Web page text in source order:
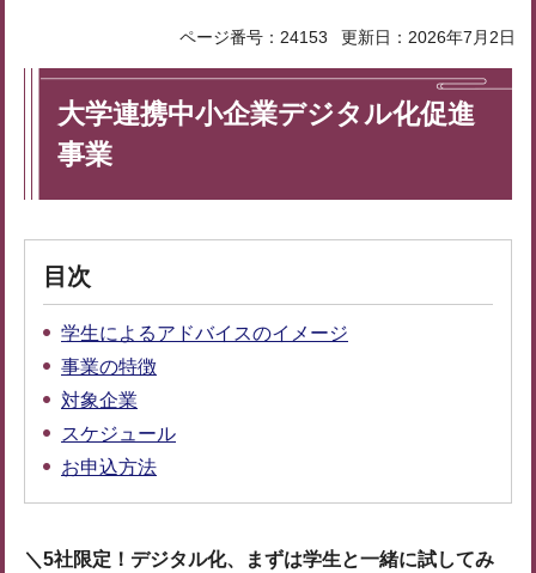
ページ番号：24153 更新日：2026年7月2日
大学連携中小企業デジタル化促進
事業
目次
学生によるアドバイスのイメージ
事業の特徴
対象企業
スケジュール
お申込方法
＼5社限定！デジタル化、まずは学生と一緒に試してみ